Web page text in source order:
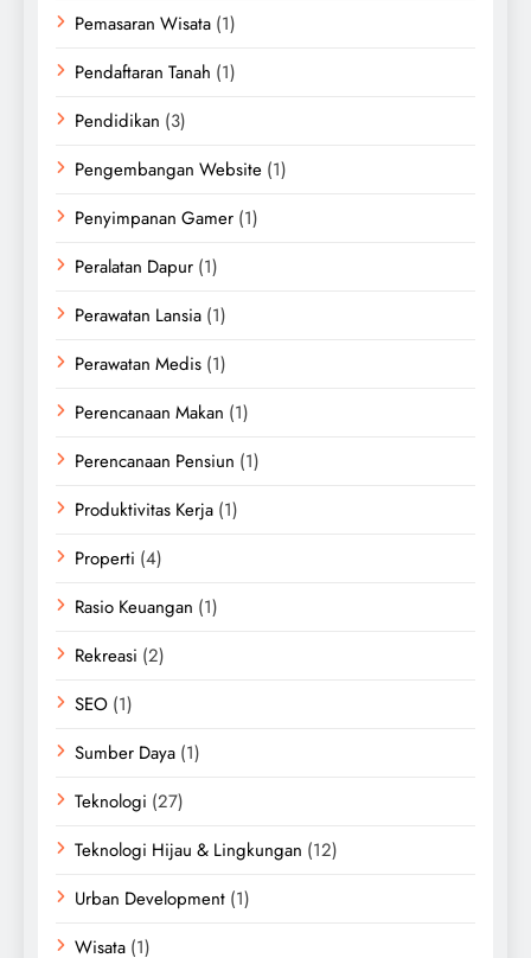
Pemasaran Wisata (1)
Pendaftaran Tanah (1)
Pendidikan (3)
Pengembangan Website (1)
Penyimpanan Gamer (1)
Peralatan Dapur (1)
Perawatan Lansia (1)
Perawatan Medis (1)
Perencanaan Makan (1)
Perencanaan Pensiun (1)
Produktivitas Kerja (1)
Properti (4)
Rasio Keuangan (1)
Rekreasi (2)
SEO (1)
Sumber Daya (1)
Teknologi (27)
Teknologi Hijau & Lingkungan (12)
Urban Development (1)
Wisata (1)